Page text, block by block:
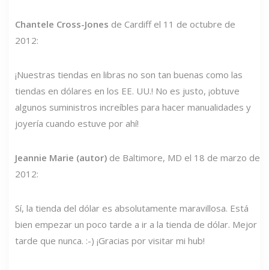
Chantele Cross-Jones de Cardiff el 11 de octubre de
2012:
¡Nuestras tiendas en libras no son tan buenas como las
tiendas en dólares en los EE. UU.! No es justo, ¡obtuve
algunos suministros increíbles para hacer manualidades y
joyería cuando estuve por ahí!
Jeannie Marie (autor) de Baltimore, MD el 18 de marzo de
2012:
Sí, la tienda del dólar es absolutamente maravillosa. Está
bien empezar un poco tarde a ir a la tienda de dólar. Mejor
tarde que nunca. :-) ¡Gracias por visitar mi hub!